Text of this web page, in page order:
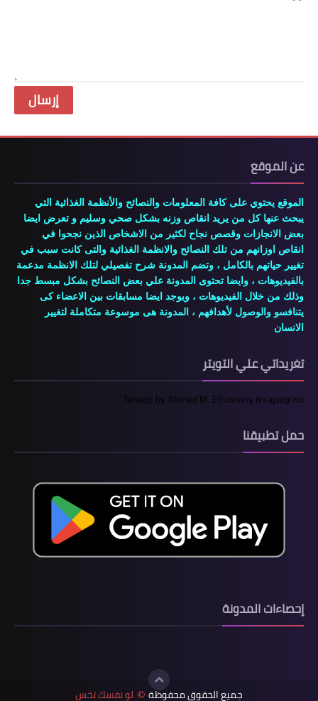
عن الموقع
الموقع يحتوي على كافة المعلومات والنصائح والأنظمة الغذائية التي
يبحث عنها كل من يريد انقاص وزنه بشكل صحي وسليم و تعرض ايضا
بعض الانجازات وقصص نجاح لكثير من الاشخاص الذين نجحوا في
انقاص اوزانهم من تلك النصائح والانظمة الغذائية والتى كانت سبب في
تغيير حياتهم بالكامل ، وتضم المدونة شرح تفصيلي لتلك الانظمة مدعمة
بالفيديوهات ، وايضا تحتوى المدونة علي بعض النصائح بشكل مبسط جدا
وذلك من خلال الفيديوهات ، ويوجد ايضا مسابقات بين الاعضاء كى
يتنافسو والوصول لأهدافهم ، المدونة هى موسوعة متكاملة لتغيير
الانسان
تغريداتي علي التويتر
Tweets by Ahmed M. Elhossiny mrapaqrino
حمل تطبيقنا
إحصاءات المدونة
جميع الحقوق محفوظة © لو نفسك تخس